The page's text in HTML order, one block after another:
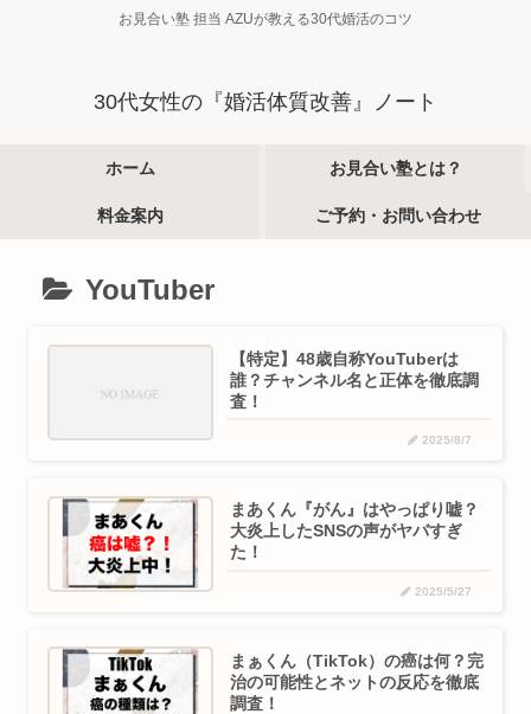
お見合い塾 担当 AZUが教える30代婚活のコツ
30代女性の『婚活体質改善』ノート
ホーム お見合い塾とは？
料金案内 ご予約・お問い合わせ
YouTuber
【特定】48歳自称YouTuberは
誰？チャンネル名と正体を徹底調
査！
2025/8/7
まあくん『がん』はやっぱり嘘？
大炎上したSNSの声がヤバすぎ
た！
2025/5/27
まぁくん（TikTok）の癌は何？完
治の可能性とネットの反応を徹底
調査！